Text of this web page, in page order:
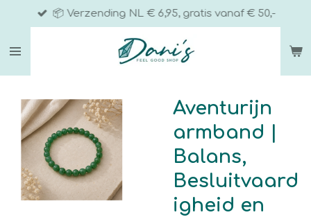
direct
naar
📦 Verzending NL € 6,95, gratis vanaf € 50,-
Aventurijn
armband |
Balans,
Besluitvaard
igheid en